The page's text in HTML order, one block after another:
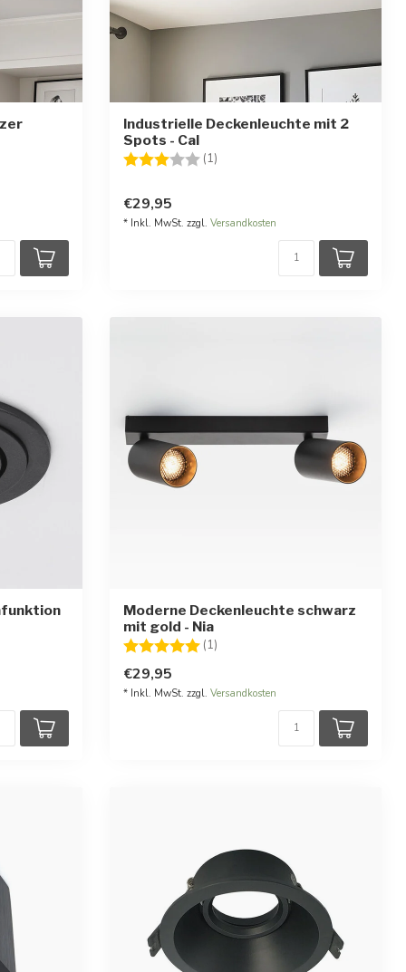
Industrielle Deckenleuchte mit 2
Spots - Cal
Bewertung:
(1)
€29,95
* Inkl. MwSt. zzgl. Versandkosten
Moderne Deckenleuchte schwarz
mit gold - Nia
Bewertung:
(1)
€29,95
* Inkl. MwSt. zzgl. Versandkosten